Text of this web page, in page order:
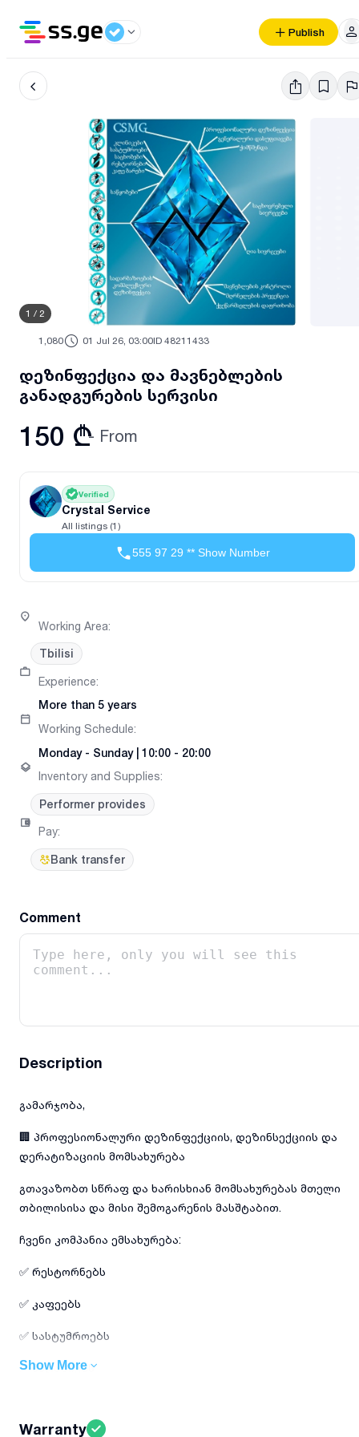
Publish
1 / 2
1,080 01 Jul 26, 03:00ID 48211433
დეზინფექცია და მავნებლების
განადგურების სერვისი
150 ₾- From
Verified
Crystal Service
All listings (1)
555 97 29 ** Show Number
Working Area:
Tbilisi
Experience:
More than 5 years
Working Schedule:
Monday- Sunday| 10:00 - 20:00
Inventory and Supplies:
Performer provides
Pay:
Bank transfer
Comment
Description
გამარჯობა,
🏢 პროფესიონალური დეზინფექციის, დეზინსექციის და
დერატიზაციის მომსახურება
გთავაზობთ სწრაფ და ხარისხიან მომსახურებას მთელი
თბილისისა და მისი შემოგარენის მასშტაბით.
ჩვენი კომპანია ემსახურება:
✅ რესტორნებს
✅ კაფეებს
✅ სასტუმროებს
✅ მაღაზიებს
✅ ოფისებს
Show More
Warranty